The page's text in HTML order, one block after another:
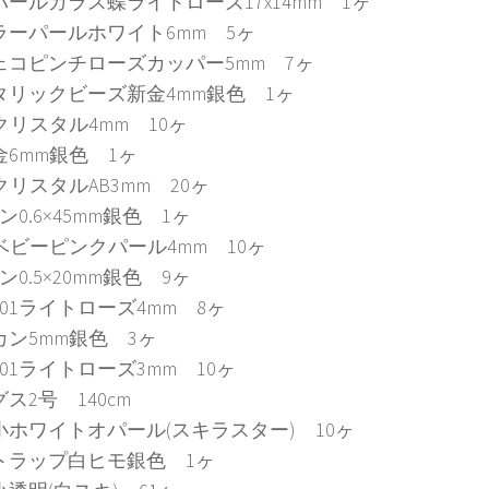
ーパールホワイト6mm 5ヶ
コピンチローズカッパー5mm 7ヶ
リックビーズ新金4mm銀色 1ヶ
リスタル4mm 10ヶ
6mm銀色 1ヶ
リスタルAB3mm 20ヶ
0.6×45mm銀色 1ヶ
ビーピンクパール4mm 10ヶ
0.5×20mm銀色 9ヶ
ライトローズ4mm 8ヶ
ン5mm銀色 3ヶ
ライトローズ3mm 10ヶ
ス2号 140cm
ホワイトオパール(スキラスター) 10ヶ
ラップ白ヒモ銀色 1ヶ